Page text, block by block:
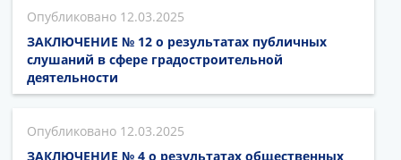
12.03.2025
ЗАКЛЮЧЕНИЕ № 12 о результатах публичных
слушаний в сфере градостроительной
деятельности
12.03.2025
ЗАКЛЮЧЕНИЕ № 4 о результатах общественных